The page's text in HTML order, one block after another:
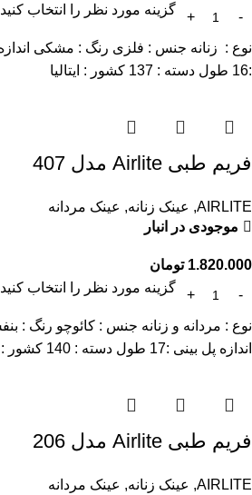
گزینه مورد نظر را انتخاب کنید
:16 طول دسته : 137 کشور : ایتالیا
فریم طبی Airlite مدل 407
AIRLITE
, عینک زنانه, عینک مردانه
موجودی در انبار
1.820.000 تومان
گزینه مورد نظر را انتخاب کنید
اندازه پل بینی :17 طول دسته : 140 کشور : ترکیه
فریم طبی Airlite مدل 206
AIRLITE
, عینک زنانه, عینک مردانه